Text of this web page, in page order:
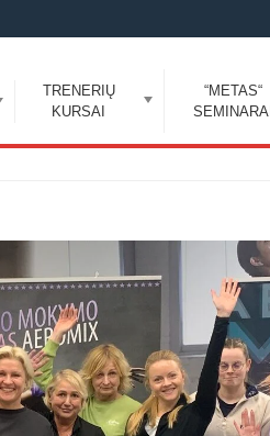
TRENERIŲ
KURSAI
“METAS“
SEMINARAI